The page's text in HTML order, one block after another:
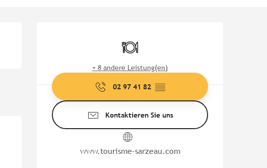
Restaurant
+ 8 andere Leistung(en)
02 97 41 82 ▒▒
Kontaktieren Sie uns
www.tourisme-sarzeau.com